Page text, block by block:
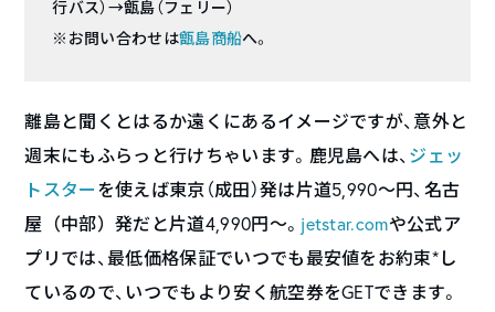
行バス）→甑島（フェリー）
※お問い合わせは甑島商船へ。
離島と聞くとはるか遠くにあるイメージですが、意外と
週末にもふらっと行けちゃいます。鹿児島へは、 ジェッ
トスターを使えば東京（成田）発は片道5,990〜円、 名古
屋（中部）発だと片道4,990円～。 jetstar.comや公式ア
プリでは、最低価格保証でいつでも最安値をお約束*し
ているので、いつでもより安く航空券をGETできます。